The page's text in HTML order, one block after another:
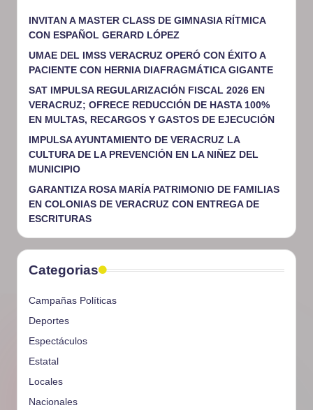
INVITAN A MASTER CLASS DE GIMNASIA RÍTMICA
CON ESPAÑOL GERARD LÓPEZ
UMAE DEL IMSS VERACRUZ OPERÓ CON ÉXITO A
PACIENTE CON HERNIA DIAFRAGMÁTICA GIGANTE
SAT IMPULSA REGULARIZACIÓN FISCAL 2026 EN
VERACRUZ; OFRECE REDUCCIÓN DE HASTA 100%
EN MULTAS, RECARGOS Y GASTOS DE EJECUCIÓN
IMPULSA AYUNTAMIENTO DE VERACRUZ LA
CULTURA DE LA PREVENCIÓN EN LA NIÑEZ DEL
MUNICIPIO
GARANTIZA ROSA MARÍA PATRIMONIO DE FAMILIAS
EN COLONIAS DE VERACRUZ CON ENTREGA DE
ESCRITURAS
Categorias
Campañas Políticas
Deportes
Espectáculos
Estatal
Locales
Nacionales